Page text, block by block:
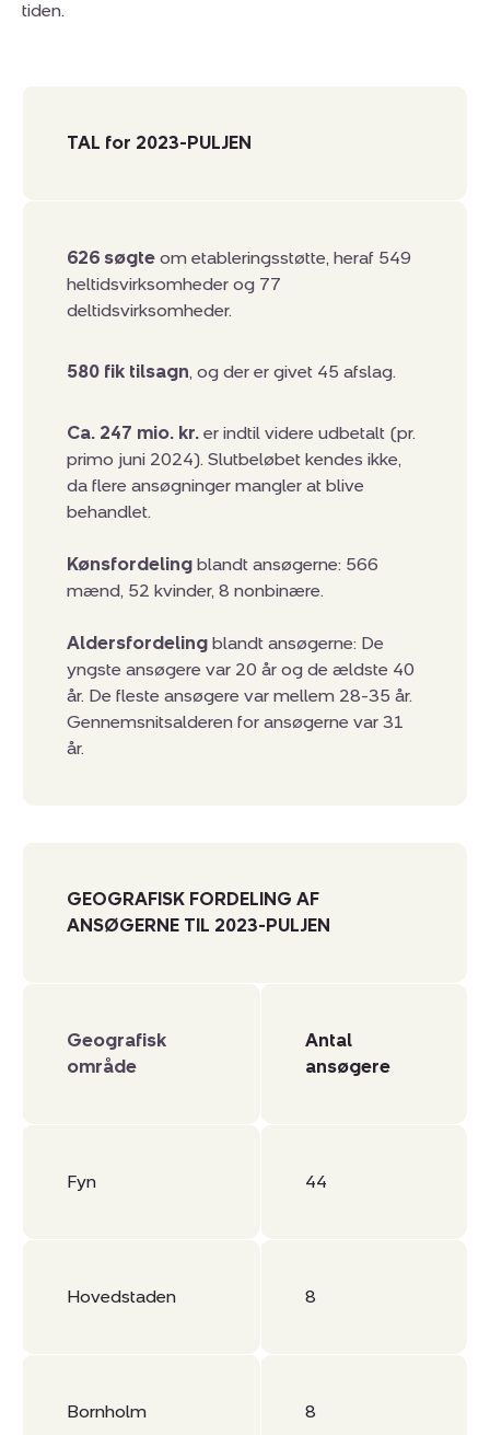
tiden.
TAL for 2023-PULJEN
626 søgte om etableringsstøtte, heraf 549
heltidsvirksomheder og 77
deltidsvirksomheder.
580 fik tilsagn, og der er givet 45 afslag.
Ca. 247 mio. kr. er indtil videre udbetalt (pr.
primo juni 2024). Slutbeløbet kendes ikke,
da flere ansøgninger mangler at blive
behandlet.
Kønsfordeling blandt ansøgerne: 566
mænd, 52 kvinder, 8 nonbinære.
Aldersfordeling blandt ansøgerne: De
yngste ansøgere var 20 år og de ældste 40
år. De fleste ansøgere var mellem 28-35 år.
Gennemsnitsalderen for ansøgerne var 31
år.
GEOGRAFISK FORDELING AF
ANSØGERNE TIL 2023-PULJEN
Geografisk
område
Antal
ansøgere
Fyn 44
Hovedstaden 8
Bornholm 8